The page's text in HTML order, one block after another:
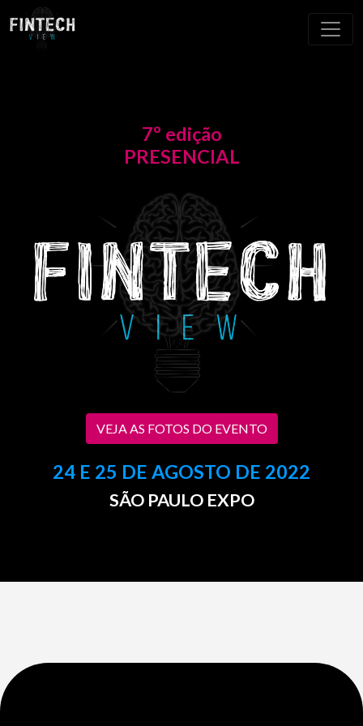
7º edição
PRESENCIAL
VEJA AS FOTOS DO EVENTO
24 E 25 DE AGOSTO DE 2022
SÃO PAULO EXPO